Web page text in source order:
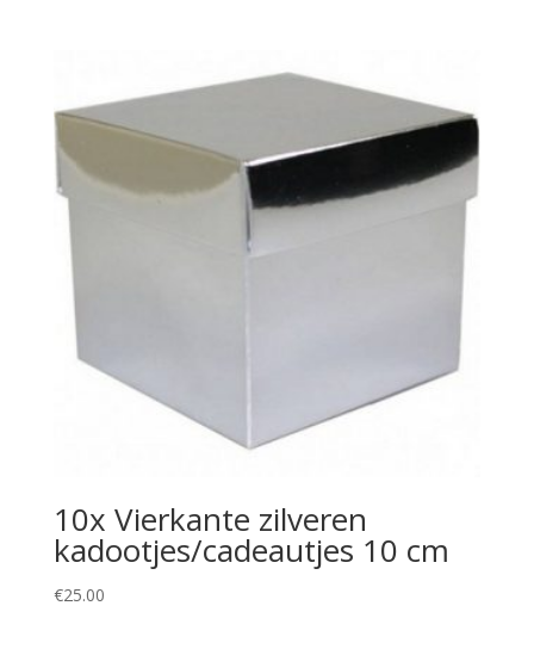
10x Vierkante zilveren
kadootjes/cadeautjes 10 cm
€25.00